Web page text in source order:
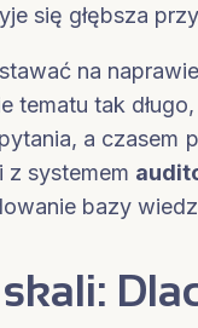
się głębsza
na
tematu tak
a czasem
z systemem
bazy